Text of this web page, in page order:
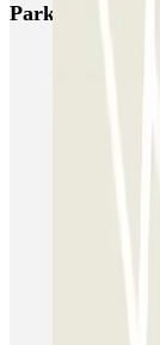
Parkings más